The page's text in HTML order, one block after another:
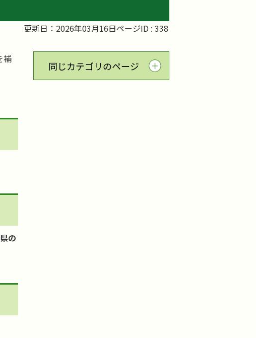
更新日：2026年03月16日ページID : 338
補
の
同じカテゴリのページ